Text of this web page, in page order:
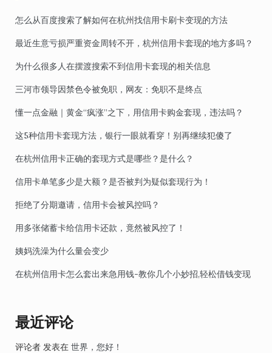
怎么从百度搜索了解如何在杭州找信用卡刷卡变现的方法
最近生意亏损严重资金周转不开，杭州信用卡套现的地方多吗？
为什么很多人在摆渡搜索不到信用卡套现的相关信息
三河市领导因禁色令被免职，网友：免职不是终点
懂一点金融｜黄金“疯涨”之下，用信用卡购金套现，违法吗？
这5种信用卡套现方法，银行一眼就看穿！别再继续犯傻了
在杭州信用卡正确的套现方式是哪些？是什么？
信用卡单笔多少是大额？是否被判为疑似套现行为！
拒绝了分期邀请，信用卡会被风控吗？
用多张储蓄卡给信用卡还款，竟然被风控了！
姨妈洗澡为什么量会变少
在杭州信用卡怎么套出来急用钱-教你几个小妙招,轻松借钱变现
最近评论
评论者 发表在 世界，您好！